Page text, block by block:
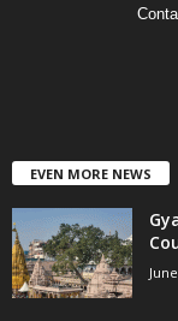
EVEN MORE NEWS